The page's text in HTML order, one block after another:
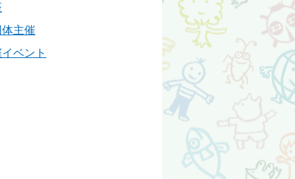
主催
ベント